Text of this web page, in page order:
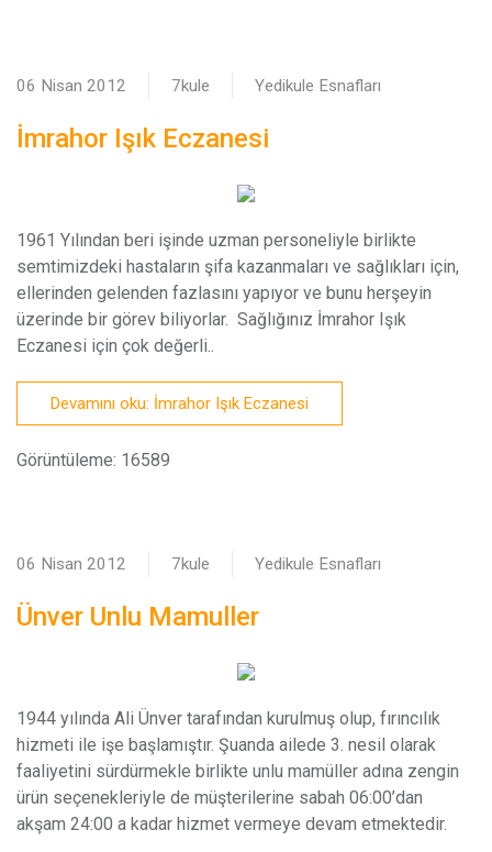
06 Nisan 2012 7kule Yedikule Esnafları
İmrahor Işık Eczanesi
1961 Yılından beri işinde uzman personeliyle birlikte
semtimizdeki hastaların şifa kazanmaları ve sağlıkları için,
ellerinden gelenden fazlasını yapıyor ve bunu herşeyin
üzerinde bir görev biliyorlar. Sağlığınız İmrahor Işık
Eczanesi için çok değerli..
Devamını oku: İmrahor Işık Eczanesi
Görüntüleme: 16589
06 Nisan 2012 7kule Yedikule Esnafları
Ünver Unlu Mamuller
1944 yılında Ali Ünver tarafından kurulmuş olup, fırıncılık
hizmeti ile işe başlamıştır. Şuanda ailede 3. nesil olarak
faaliyetini sürdürmekle birlikte unlu mamüller adına zengin
ürün seçenekleriyle de müşterilerine sabah 06:00’dan
akşam 24:00 a kadar hizmet vermeye devam etmektedir.